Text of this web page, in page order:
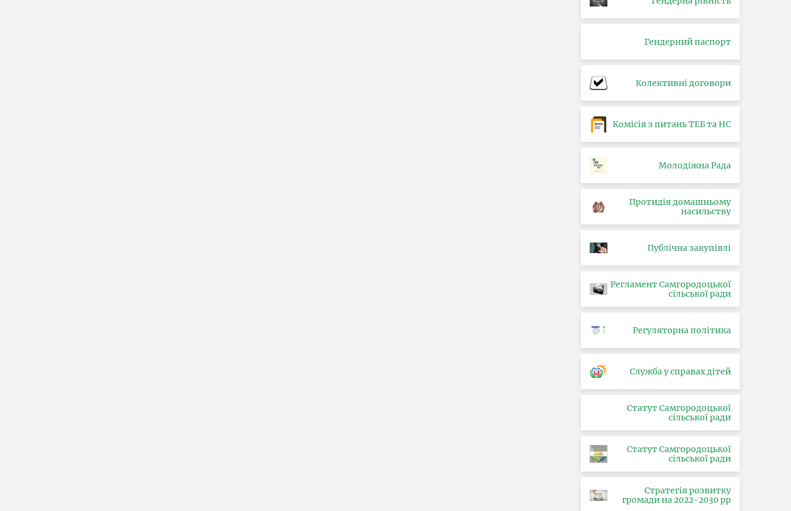
Гендерний паспорт
Колективні договори
Комісія з питань ТЕБ та НС
Молодіжна Рада
Протидія домашньому
насильству
Публічна закупівлі
Регламент Самгородоцької
сільської ради
Регуляторна політика
Служба у справах дітей
Статут Самгородоцької
сільської ради
Статут Самгородоцької
сільської ради
Стратегія розвитку
громади на 2022-2030 рр